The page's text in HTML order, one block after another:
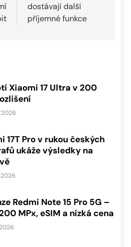
dostávají další
příjemné funkce
Xiaomi 17 Ultra v 200
17T Pro v rukou českých
ukáže výsledky na
Redmi Note 15 Pro 5G –
MPx, eSIM a nízká cena